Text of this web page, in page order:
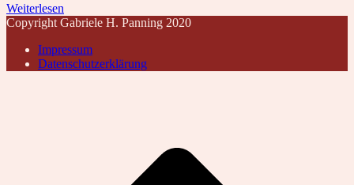
Weiterlesen
Copyright Gabriele H. Panning 2020
Impressum
Datenschutzerklärung